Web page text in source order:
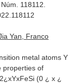
118112.
Yan, Franco
metal atoms Y
properties of
(0 ¿ x ¿